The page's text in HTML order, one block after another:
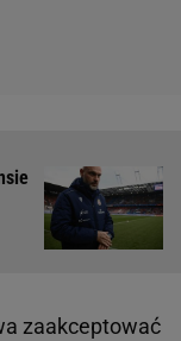
zaakceptować